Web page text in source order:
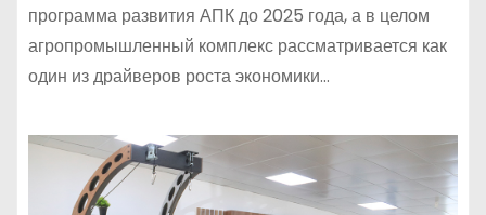
программа развития АПК до 2025 года, а в целом
агропромышленный комплекс рассматривается как
один из драйверов роста экономики…